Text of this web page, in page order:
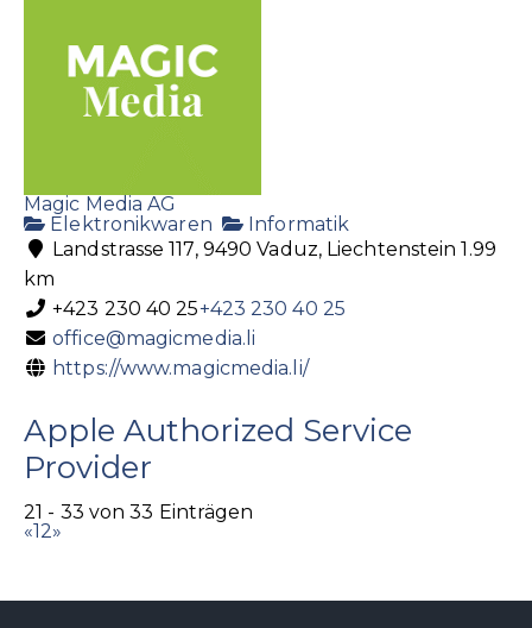
Magic Media AG
Elektronikwaren
Informatik
Landstrasse 117, 9490 Vaduz, Liechtenstein 1.99
km
+423 230 40 25+423 230 40 25
office@magicmedia.li
https://www.magicmedia.li/
Apple Authorized Service
Provider
21 - 33 von 33 Einträgen
«12»